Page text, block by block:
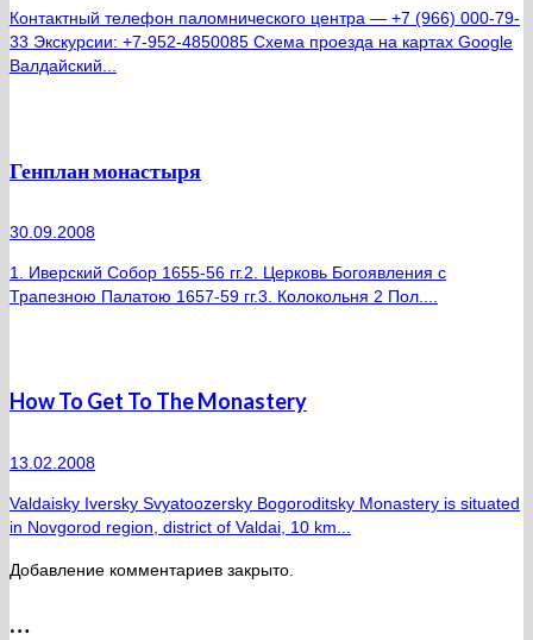
Контактный телефон паломнического центра — +7 (966) 000-79-
33 Экскурсии: +7-952-4850085 Схема проезда на картах Google
Валдайский...
Генплан монастыря
30.09.2008
1. Иверский Собор 1655-56 гг.2. Церковь Богоявления с
Трапезною Палатою 1657-59 гг.3. Колокольня 2 Пол....
How To Get To The Monastery
13.02.2008
Valdaisky Iversky Svyatoozersky Bogoroditsky Monastery is situated
in Novgorod region, district of Valdai, 10 km...
Добавление комментариев закрыто.
…